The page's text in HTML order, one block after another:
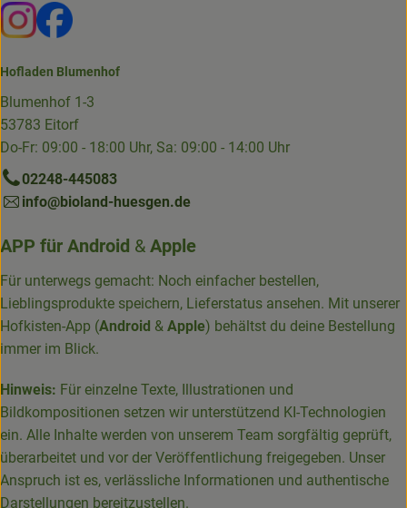
Externer Link zu https://www.instagram.com/die.hofkiste/
Externer Link zu https://www.facebook.com/p/Die-
Hofladen Blumenhof
Blumenhof 1-3
53783 Eitorf
Do-Fr: 09:00 - 18:00 Uhr, Sa: 09:00 - 14:00 Uhr
02248-445083
info@bioland-huesgen.de
APP für Android & Apple
Für unterwegs gemacht: Noch einfacher bestellen,
Lieblingsprodukte speichern, Lieferstatus ansehen. Mit unserer
Hofkisten-App (Android & Apple) behältst du deine Bestellung
immer im Blick.
Hinweis: Für einzelne Texte, Illustrationen und
Bildkompositionen setzen wir unterstützend KI-Technologien
ein. Alle Inhalte werden von unserem Team sorgfältig geprüft,
überarbeitet und vor der Veröffentlichung freigegeben. Unser
Anspruch ist es, verlässliche Informationen und authentische
Darstellungen bereitzustellen.